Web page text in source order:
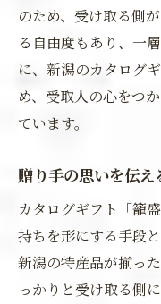
のため、受け取る側
る自由度もあり、一
に、新潟のカタログ
め、受取人の心をつ
ています。
贈り手の思いを伝え
カタログギフト「籠
持ちを形にする手段
新潟の特産品が揃っ
っかりと受け取る側